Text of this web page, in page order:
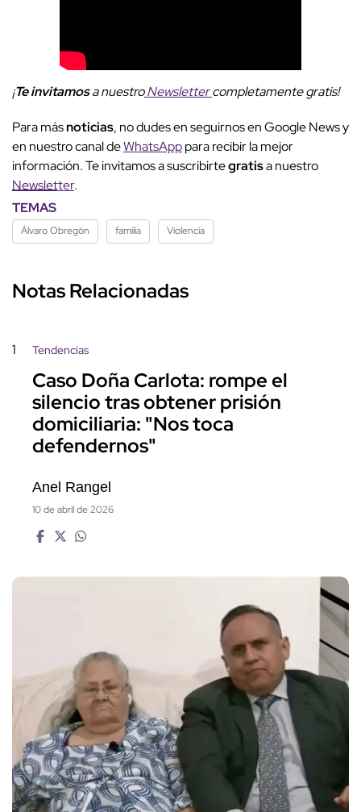
¡Te invitamosa nuestroNewslettercompletamente gratis!
Para másnoticias, no dudes en seguirnos en Google News y
en nuestro canal deWhatsApppara recibir la mejor
información. Te invitamos a suscribirtegratisa nuestro
Newsletter.
TEMAS
Álvaro Obregón familia Violencia
Notas Relacionadas
1 Tendencias
Caso Doña Carlota: rompe el
silencio tras obtener prisión
domiciliaria: "Nos toca
defendernos"
Anel Rangel
10 de abril de 2026